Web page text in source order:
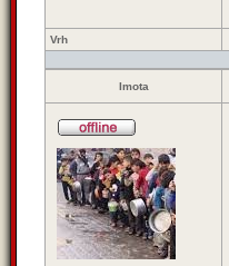
Vrh
Imota